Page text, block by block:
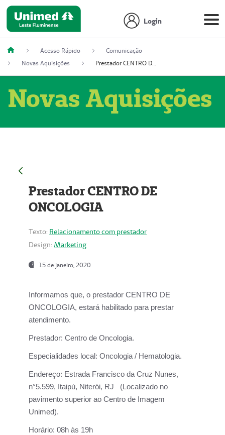
Login
Acesso Rápido
Comunicação
Novas Aquisições
Prestador CENTRO DE ONCOLOGIA
Novas Aquisições
Prestador CENTRO DE
ONCOLOGIA
Texto: Relacionamento com prestador
Design: Marketing
15 de janeiro, 2020
Informamos que, o prestador CENTRO DE
ONCOLOGIA, estará habilitado para prestar
atendimento.
Prestador: Centro de Oncologia.
Especialidades local: Oncologia / Hematologia.
Endereço: Estrada Francisco da Cruz Nunes,
n°5.599, Itaipú, Niterói, RJ (Localizado no
pavimento superior ao Centro de Imagem
Unimed).
Horário: 08h às 19h